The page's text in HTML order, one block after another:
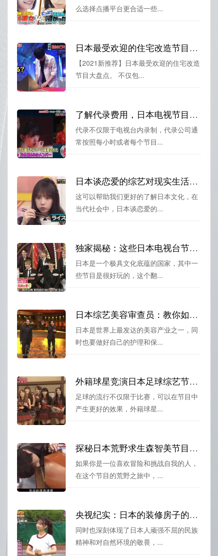
么选择点播平台更合适一些...
日本最受欢迎的住宅改造节目大盘点
【2021新推荐】日本最受欢迎的住宅改造
节目大盘点。 不仅包...
了解代录费用，日本电视节目直播代录怎么计费？
代录不仅限于电视台内录制，代录公司通
常按照每小时或者每个节目...
日本谈恋爱的综艺对现实生活有帮助，看看你能从中学到什么？
这可以帮助我们更好的了解日本文化，在
当代社会中，日本谈恋爱的...
独家揭秘：这些日本电视台节目视频你不可错过，陪你度过枯燥时光
日本是一个极具文化底蕴的国家，其中一
些节目是很好玩的，这个翻...
日本综艺美容审查员：教你如何避免错误的美容操作
日本是世界上最发达的美容产业之一，同
时也要做好自己的护理和保...
外籍球星竞演日本足球综艺节目，超过足坛之王？
足球的流行不仅限于比赛，可以在节目中
产生更好的效果，外籍球星...
探秘日本荒野求生森智美节目：充满危险与挑战的“荒野之旅”
如果你是一位喜欢冒险和挑战自我的人，
在这个节目的荒野之旅中，...
央视纪实：日本的装修房子的节目叫什么？带你走近日本家装文化
同时也深刻体现了日本人顽强不屈的民族
精神和对自然环境的敬畏，...